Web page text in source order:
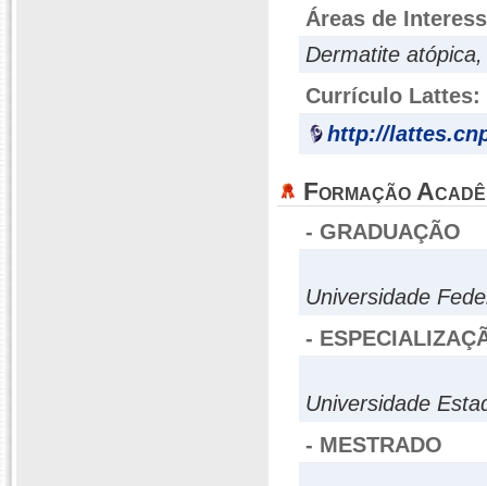
Áreas de
Dermatite
Currículo Lattes:
http://
Formação
- GRADUAÇÃO
Universidade
-
Universidade
- MESTRADO